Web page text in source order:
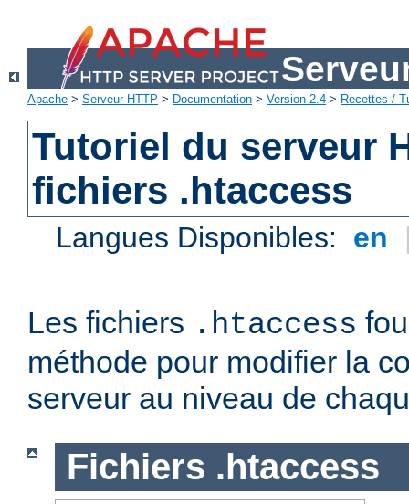
Apache > Serveur HTTP > Documentation > Version 2.4 > Recettes /
Tutoriel du serveur
fichiers .htaccess
Langues Disponibles: en
Les fichiers .htaccess
méthode pour modifier la
serveur au niveau de
Fichiers .htaccess